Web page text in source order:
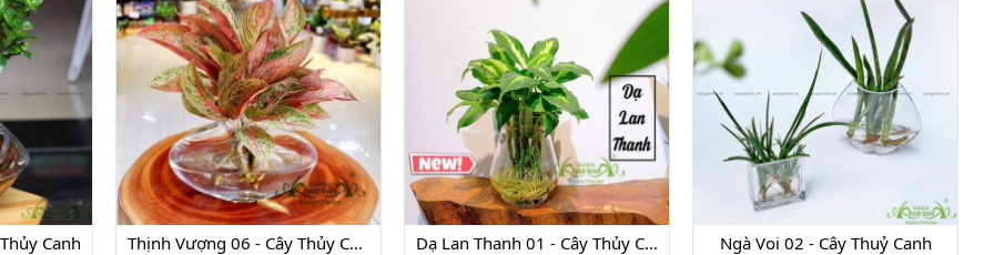
Canh
Thịnh Vượng 06 - Cây Thủy Canh
Dạ Lan Thanh 01 - Cây Thủy Canh
Ngà Voi 02 - Cây Thuỷ Canh